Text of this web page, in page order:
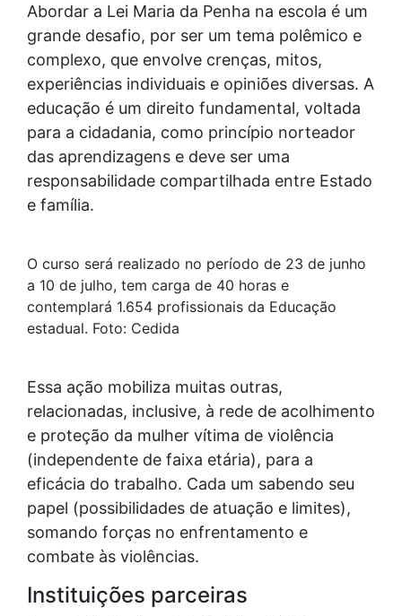
Abordar a Lei Maria da Penha na escola é um
grande desafio, por ser um tema polêmico e
complexo, que envolve crenças, mitos,
experiências individuais e opiniões diversas. A
educação é um direito fundamental, voltada
para a cidadania, como princípio norteador
das aprendizagens e deve ser uma
responsabilidade compartilhada entre Estado
e família.
O curso será realizado no período de 23 de junho
a 10 de julho, tem carga de 40 horas e
contemplará 1.654 profissionais da Educação
estadual. Foto: Cedida
Essa ação mobiliza muitas outras,
relacionadas, inclusive, à rede de acolhimento
e proteção da mulher vítima de violência
(independente de faixa etária), para a
eficácia do trabalho. Cada um sabendo seu
papel (possibilidades de atuação e limites),
somando forças no enfrentamento e
combate às violências.
Instituições parceiras